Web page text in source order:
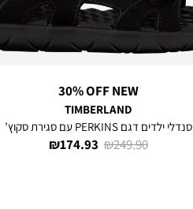
30% OFF NEW
TIMBERLAND
סנדלי ילדים דגם PERKINS עם סגירת סקוץ’
מחיר
174.93 ₪
מחיר
249.90 ₪